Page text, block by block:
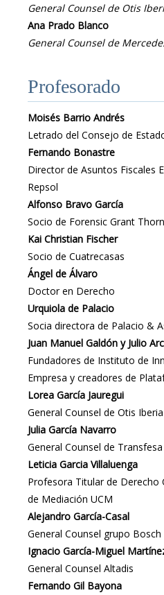
General Counsel de Otis
Ana Prado Blanco
General Counsel de
Profesorado
Moisés Barrio Andrés
Letrado del Consejo de
Fernando Bonastre
Director de Asuntos Fiscales
Repsol
Alfonso Bravo García
Socio de Forensic Grant
Kai Christian Fischer
Socio de Cuatrecasas
Ángel de Álvaro
Doctor en Derecho
Urquiola de Palacio
Socia directora de Palacio &
Juan Manuel Galdón y Julio
Fundadores de Instituto de
Empresa y creadores de
Lorea García Jauregui
General Counsel de Otis
Julia García Navarro
General Counsel de Transfesa
Leticia Garcia Villaluenga
Profesora Titular de Derecho
de Mediación UCM
Alejandro García-Casal
General Counsel grupo
Ignacio García-Miguel
General Counsel Altadis
Fernando Gil Bayona